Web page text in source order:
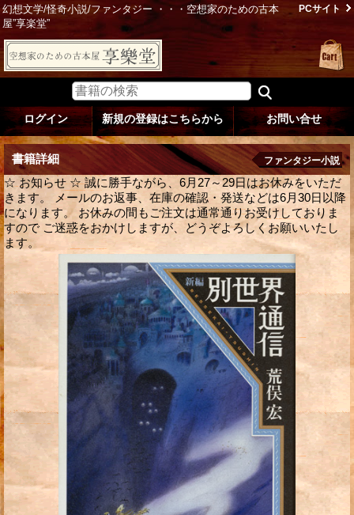
幻想文学/怪奇小説/ファンタジー ・・・空想家のための古本
屋”享楽堂”
PCサイト
ログイン 新規の登録はこちらから お問い合せ
書籍詳細 ファンタジー小説
☆ お知らせ ☆ 誠に勝手ながら、6月27～29日はお休みをいただ
きます。 メールのお返事、在庫の確認・発送などは6月30日以降
になります。 お休みの間もご注文は通常通りお受けしておりま
すので ご迷惑をおかけしますが、どうぞよろしくお願いいたし
ます。